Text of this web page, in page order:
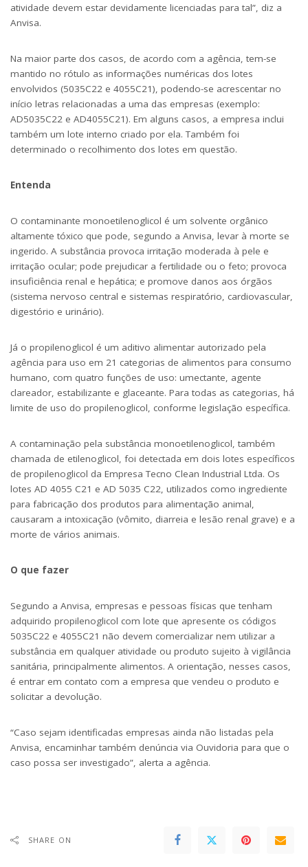
atividade devem estar devidamente licenciadas para tal”, diz a
Anvisa.
Na maior parte dos casos, de acordo com a agência, tem-se
mantido no rótulo as informações numéricas dos lotes
envolvidos (5035C22 e 4055C21), podendo-se acrescentar no
início letras relacionadas a uma das empresas (exemplo:
AD5035C22 e AD4055C21). Em alguns casos, a empresa inclui
também um lote interno criado por ela. Também foi
determinado o recolhimento dos lotes em questão.
Entenda
O contaminante monoetilenoglicol é um solvente orgânico
altamente tóxico que pode, segundo a Anvisa, levar à morte se
ingerido. A substância provoca irritação moderada à pele e
irritação ocular; pode prejudicar a fertilidade ou o feto; provoca
insuficiência renal e hepática; e promove danos aos órgãos
(sistema nervoso central e sistemas respiratório, cardiovascular,
digestório e urinário).
Já o propilenoglicol é um aditivo alimentar autorizado pela
agência para uso em 21 categorias de alimentos para consumo
humano, com quatro funções de uso: umectante, agente
clareador, estabilizante e glaceante. Para todas as categorias, há
limite de uso do propilenoglicol, conforme legislação específica.
A contaminação pela substância monoetilenoglicol, também
chamada de etilenoglicol, foi detectada em dois lotes específicos
de propilenoglicol da Empresa Tecno Clean Industrial Ltda. Os
lotes AD 4055 C21 e AD 5035 C22, utilizados como ingrediente
para fabricação dos produtos para alimentação animal,
causaram a intoxicação (vômito, diarreia e lesão renal grave) e a
morte de vários animais.
O que fazer
Segundo a Anvisa, empresas e pessoas físicas que tenham
adquirido propilenoglicol com lote que apresente os códigos
5035C22 e 4055C21 não devem comercializar nem utilizar a
substância em qualquer atividade ou produto sujeito à vigilância
sanitária, principalmente alimentos. A orientação, nesses casos,
é entrar em contato com a empresa que vendeu o produto e
solicitar a devolução.
“Caso sejam identificadas empresas ainda não listadas pela
Anvisa, encaminhar também denúncia via Ouvidoria para que o
caso possa ser investigado”, alerta a agência.
SHARE ON